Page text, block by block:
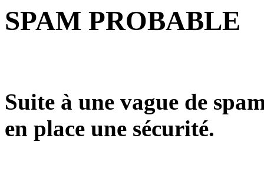
SPAM PROBABLE
Suite à une vague de
en place une sécurité.